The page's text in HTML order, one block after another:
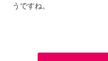
うですね。